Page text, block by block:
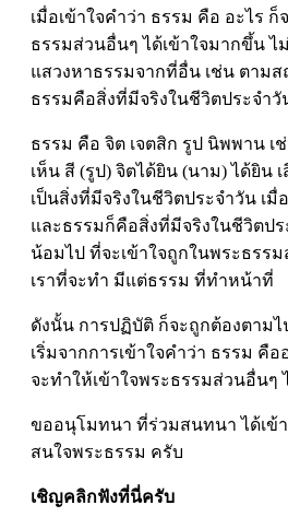
เมื่อเข้าใจคำว่า ธรรม คือ อะไร
ธรรมส่วนอื่นๆ ได้เข้าใจมากขึ้น ไ
แสวงหาธรรมจากที่อื่น เช่น ตามส
ธรรมคือสิ่งที่มีจริงในชีวิตประจำวั
ธรรม คือ จิต เจตสิก รูป นิพพาน เ
เห็น สี (รูป) จิตได้ยิน (นาม) ได้ยิน
เป็นสิ่งที่มีจริงในชีวิตประจำวัน เมื่
และธรรมก็คือสิ่งที่มีจริงในชีวิตป
น้อมไป ที่จะเข้าใจถูกในพระธรรม
เราที่จะทำ มีแต่ธรรม ที่ทำหน้าที่
ดังนั้น การปฏิบัติ ก็จะถูกต้องตาม
เริ่มจากการเข้าใจคำว่า ธรรม คือ
จะทำให้เข้าใจพระธรรมส่วนอื่นๆ
ขออนุโมทนา ที่ร่วมสนทนา ได้เข้
สนใจพระธรรม ครับ
เชิญคลิกฟังที่นี่ครับ